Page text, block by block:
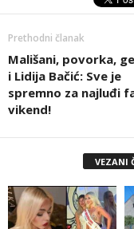
Prethodni članak
Mališani, povorka,
i Lidija Bačić: Sve je
spremno za najluđi
vikend!
VEZANI